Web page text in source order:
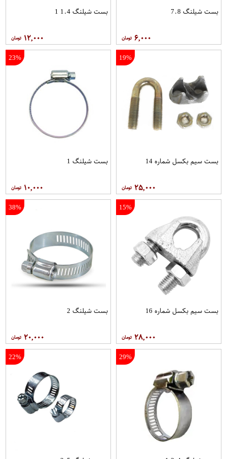
بست شیلنگ 7.8
۶,۰۰۰
بست شیلنگ 1.4 1
۱۲,۰۰۰
19%
بست سیم بکسل شماره 14
۲۵,۰۰۰
23%
بست شیلنگ 1
۱۰,۰۰۰
15%
بست سیم بکسل شماره 16
۲۸,۰۰۰
38%
بست شیلنگ 2
۲۰,۰۰۰
29%
22%